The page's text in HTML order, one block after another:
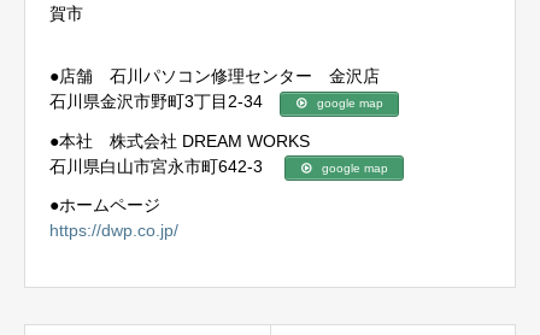
賀市
●店舗 石川パソコン修理センター 金沢店
石川県金沢市野町3丁目2-34
google map
●本社 株式会社 DREAM WORKS
石川県白山市宮永市町642-3
google map
●ホームページ
https://dwp.co.jp/